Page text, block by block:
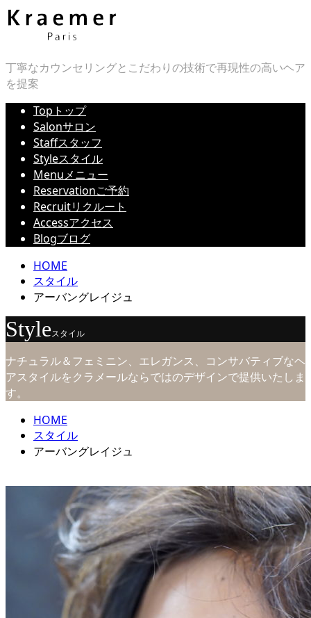
丁寧なカウンセリングとこだわりの技術で再現性の高いヘア
を提案
Top トップ
Salonサロン
Staffスタッフ
Styleスタイル
Menuメニュー
Reservationご予約
Recruitリクルート
Accessアクセス
Blogブログ
HOME
スタイル
アーバングレイジュ
Styleスタイル
ナチュラル＆フェミニン、エレガンス、コンサバティブなヘ
アスタイルをクラメールならではのデザインで提供いたしま
す。
HOME
スタイル
アーバングレイジュ